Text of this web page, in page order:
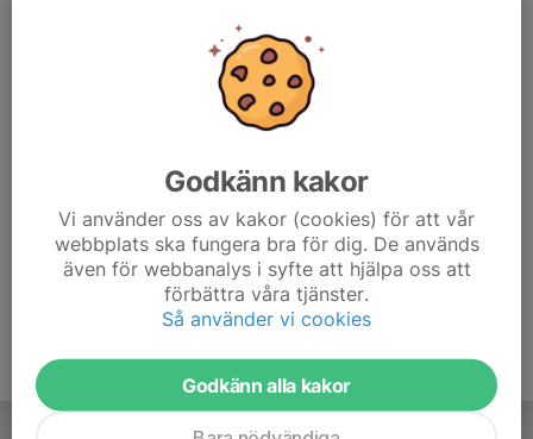
Godkänn kakor
Vi använder oss av kakor (cookies) för att vår
webbplats ska fungera bra för dig. De används
även för webbanalys i syfte att hjälpa oss att
förbättra våra tjänster.
Så använder vi cookies
Godkänn alla kakor